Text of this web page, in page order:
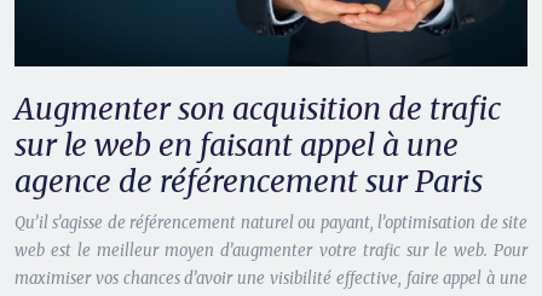
Augmenter son acquisition de trafic
sur le web en faisant appel à une
agence de référencement sur Paris
Qu’il s’agisse de référencement naturel ou payant, l’optimisation de site
web est le meilleur moyen d’augmenter votre trafic sur le web. Pour
maximiser vos chances d’avoir une visibilité effective, faire appel à une